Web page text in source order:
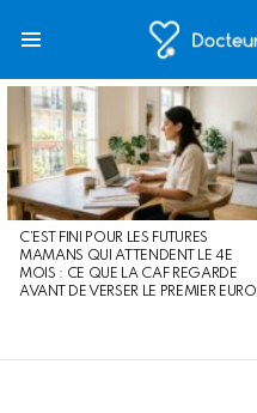
LATEST
STORIES
C’EST FINI POUR LES FUTURES
MAMANS QUI ATTENDENT LE 4E
MOIS : CE QUE LA CAF REGARDE
AVANT DE VERSER LE PREMIER EURO